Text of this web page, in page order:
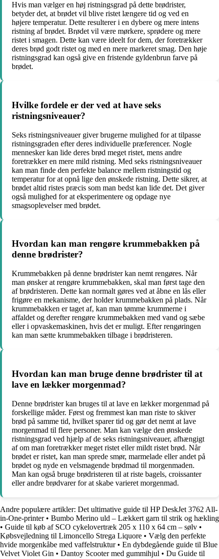
Hvis man vælger en høj ristningsgrad på dette brødrister,
betyder det, at brødet vil blive ristet længere tid og ved en
højere temperatur. Dette resulterer i en dybere og mere intens
ristning af brødet. Brødet vil være mørkere, sprødere og mere
ristet i smagen. Dette kan være ideelt for dem, der foretrækker
deres brød godt ristet og med en mere markeret smag. Den høje
ristningsgrad kan også give en fristende gyldenbrun farve på
brødet.
Hvilke fordele er der ved at have seks
ristningsniveauer?
Seks ristningsniveauer giver brugerne mulighed for at tilpasse
ristningsgraden efter deres individuelle præferencer. Nogle
mennesker kan lide deres brød meget ristet, mens andre
foretrækker en mere mild ristning. Med seks ristningsniveauer
kan man finde den perfekte balance mellem ristningstid og
temperatur for at opnå lige den ønskede ristning. Dette sikrer, at
brødet altid ristes præcis som man bedst kan lide det. Det giver
også mulighed for at eksperimentere og opdage nye
smagsoplevelser med brødet.
Hvordan kan man rengøre krummebakken på
denne brødrister?
Krummebakken på denne brødrister kan nemt rengøres. Når
man ønsker at rengøre krummebakken, skal man først tage den
af brødristeren. Dette kan normalt gøres ved at åbne en lås eller
frigøre en mekanisme, der holder krummebakken på plads. Når
krummebakken er taget af, kan man tømme krummerne i
affaldet og derefter rengøre krummebakken med vand og sæbe
eller i opvaskemaskinen, hvis det er muligt. Efter rengøringen
kan man sætte krummebakken tilbage i brødristeren.
Hvordan kan man bruge denne brødrister til at
lave en lækker morgenmad?
Denne brødrister kan bruges til at lave en lækker morgenmad på
forskellige måder. Først og fremmest kan man riste to skiver
brød på samme tid, hvilket sparer tid og gør det nemt at lave
morgenmad til flere personer. Man kan vælge den ønskede
ristningsgrad ved hjælp af de seks ristningsniveauer, afhængigt
af om man foretrækker meget ristet eller mildt ristet brød. Når
brødet er ristet, kan man sprede smør, marmelade eller andet på
brødet og nyde en velsmagende brødmad til morgenmaden.
Man kan også bruge brødristeren til at riste bagels, croissanter
eller andre brødvarer for at skabe varieret morgenmad.
Andre populære artikler: Det ultimative guide til HP DeskJet 3762 All-
in-One-printer• Bumbo Merino uld – Lækkert garn til strik og hækling
• Guide til køb af SCO cykelovertræk 205 x 110 x 64 cm – sølv •
Købsvejledning til Limoncello Strega Liquore • Vælg den perfekte
hvide morgenkåbe med vaffelstruktur• En dybdegående guide til Blue
Velvet Violet Gin • Dantoy Scooter med gummihjul • Du Guide til